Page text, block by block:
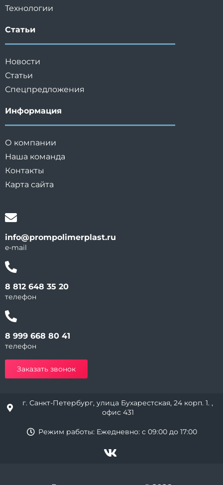
Технологии
Статьи
Новости
Статьи
Спецпредложения
Информация
О компании
Наша команда
Контакты
Карта сайта
info@prompolimerplast.ru
e-mail
8 812 648 35 20
телефон
8 999 668 80 41
телефон
Заказать звонок
г. Санкт-Петербург, улица Бухарестская, 24 корп. 1. ,
офис 431
Режим работы: Ежедневно: c 09:00 до 17:00